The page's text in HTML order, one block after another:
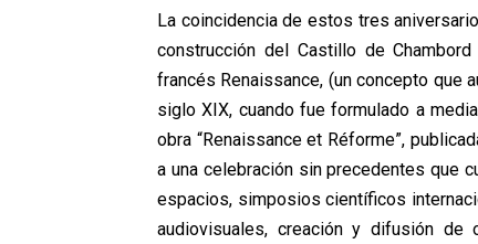
La coincidencia de estos tres
construcción del Castillo de
francés Renaissance, (un concepto que
siglo XIX, cuando fue formulado a
obra “Renaissance et Réforme”,
a una celebración sin precedentes que
espacios, simposios científicos
audiovisuales, creación y difusión de